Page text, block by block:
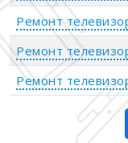
Ремонт
Ремонт
Ремонт